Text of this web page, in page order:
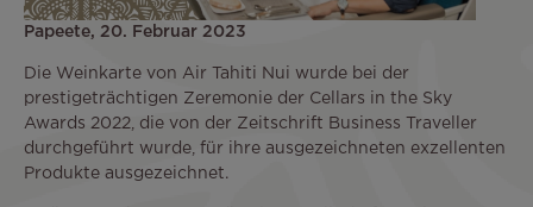
Papeete, 20. Februar 2023
Die Weinkarte von Air Tahiti Nui wurde bei der
prestigeträchtigen Zeremonie der Cellars in the Sky
Awards 2022, die von der Zeitschrift Business Traveller
durchgeführt wurde, für ihre ausgezeichneten exzellenten
Produkte ausgezeichnet.